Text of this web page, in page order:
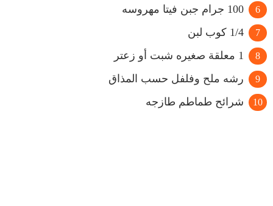
100 جرام جبن فيتا مهروسه
1/4 كوب لبن
1 معلقة صغيره شبت أو زعتر
رشه ملح وفلفل حسب المذاق
شرائح طماطم طازجه